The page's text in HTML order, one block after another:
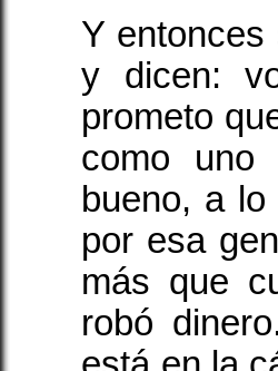
Y
y dicen:
prometo
como uno
bueno, a
por esa
más que
robó